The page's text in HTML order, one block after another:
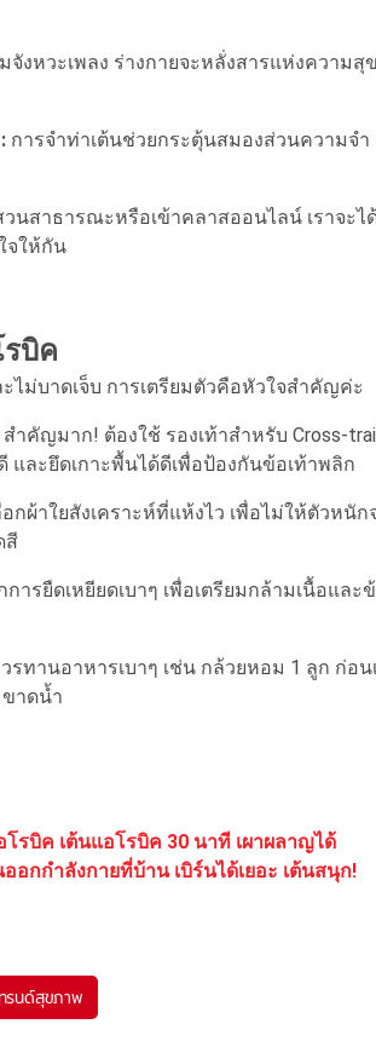
จังหวะเพลง ร่างกายจะหลั่งสารแห่งความ
การจำท่าเต้นช่วยกระตุ้นสมองส่วนความจำ
วนสาธารณะหรือเข้าคลาสออนไลน์ เราจะ
จให้กัน
บิค
ม่บาดเจ็บ การเตรียมตัวคือหัวใจสำคัญค่ะ
สำคัญมาก! ต้องใช้ รองเท้าสำหรับ Cross-
ละยึดเกาะพื้นได้ดีเพื่อป้องกันข้อเท้าพลิก
อกผ้าใยสังเคราะห์ที่แห้งไว เพื่อไม่ให้ตัวหนั
สี
การยืดเหยียดเบาๆ เพื่อเตรียมกล้ามเนื้อแล
รทานอาหารเบาๆ เช่น กล้วยหอม 1 ลูก ก่อ
ขาดน้ำ
รบิค เต้นแอโรบิค 30 นาที เผาผลาญได้
อกกำลังกายที่บ้าน เบิร์นได้เยอะ เต้นสนุก!
รนด์สุขภาพ